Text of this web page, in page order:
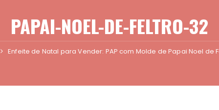
PAPAI-NOEL-DE-FELTRO-32
Enfeite de Natal para Vender: PAP com Molde de Papai Noel de